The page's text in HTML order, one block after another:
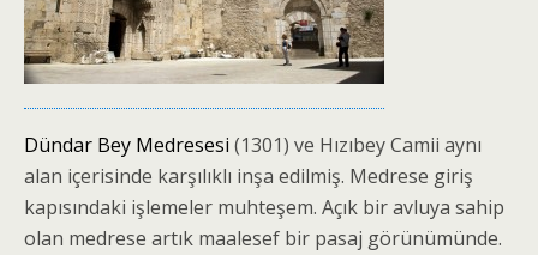
Dündar Bey Medresesi (1301) ve Hızıbey Camii aynı
alan içerisinde karşılıklı inşa edilmiş. Medrese giriş
kapısındaki işlemeler muhteşem. Açık bir avluya sahip
olan medrese artık maalesef bir pasaj görünümünde.